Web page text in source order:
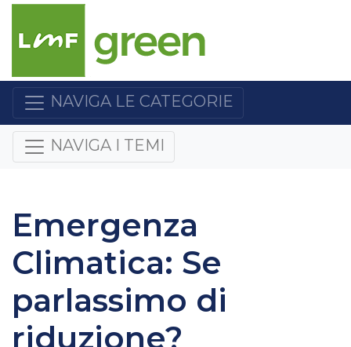
NAVIGA LE CATEGORIE
NAVIGA I TEMI
Emergenza
Climatica: Se
parlassimo di
riduzione?